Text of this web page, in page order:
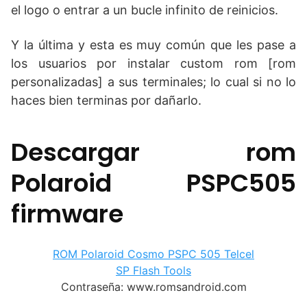
el logo o entrar a un bucle infinito de reinicios.
Y la última y esta es muy común que les pase a
los usuarios por instalar custom rom [rom
personalizadas] a sus terminales; lo cual si no lo
haces bien terminas por dañarlo.
Descargar rom
Polaroid PSPC505
firmware
ROM Polaroid Cosmo PSPC 505 Telcel
SP Flash Tools
Contraseña: www.romsandroid.com